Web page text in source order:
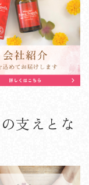
支えとな